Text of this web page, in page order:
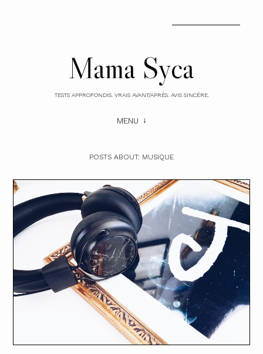
Mama Syca
TESTS APPROFONDIS. VRAIS AVANT/APRÈS. AVIS SINCÈRE.
MENU
POSTS ABOUT: MUSIQUE